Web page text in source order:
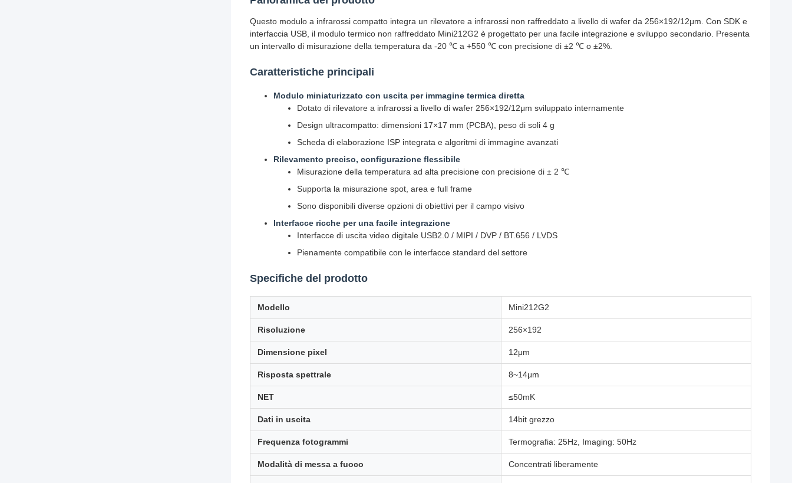
Questo modulo a infrarossi compatto integra un rilevatore a infrarossi non raffreddato a livello di wafer da 256×192/12μm. Con SDK e
interfaccia USB, il modulo termico non raffreddato Mini212G2 è progettato per una facile integrazione e sviluppo secondario. Presenta
un intervallo di misurazione della temperatura da -20 ℃ a +550 ℃ con precisione di ±2 ℃ o ±2%.
Caratteristiche principali
Modulo miniaturizzato con uscita per immagine termica diretta
Dotato di rilevatore a infrarossi a livello di wafer 256×192/12μm sviluppato internamente
Design ultracompatto: dimensioni 17×17 mm (PCBA), peso di soli 4 g
Scheda di elaborazione ISP integrata e algoritmi di immagine avanzati
Rilevamento preciso, configurazione flessibile
Misurazione della temperatura ad alta precisione con precisione di ± 2 ℃
Supporta la misurazione spot, area e full frame
Sono disponibili diverse opzioni di obiettivi per il campo visivo
Interfacce ricche per una facile integrazione
Interfacce di uscita video digitale USB2.0 / MIPI / DVP / BT.656 / LVDS
Pienamente compatibile con le interfacce standard del settore
Specifiche del prodotto
Modello Mini212G2
Risoluzione 256×192
Dimensione pixel 12μm
Risposta spettrale 8~14μm
NET ≤50mK
Dati in uscita 14bit grezzo
Frequenza fotogrammi Termografia: 25Hz, Imaging: 50Hz
Modalità di messa a fuoco Concentrati liberamente